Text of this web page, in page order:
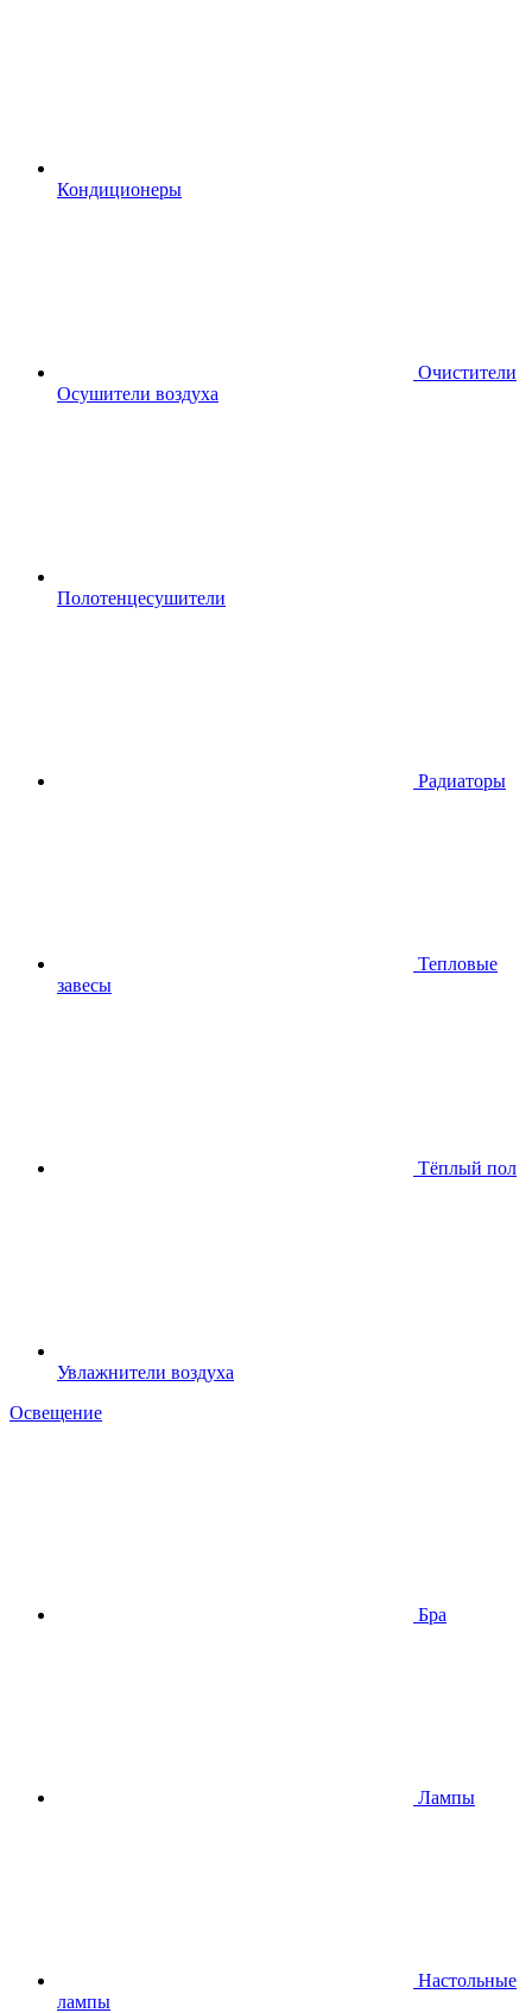
Кондиционеры
Очистители
Осушители воздуха
Полотенцесушители
Радиаторы
Тепловые
завесы
Тёплый пол
Увлажнители воздуха
Освещение
Бра
Лампы
Настольные
лампы